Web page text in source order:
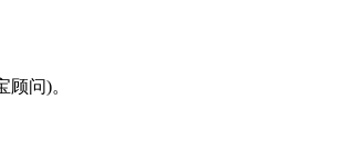
问)。